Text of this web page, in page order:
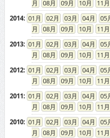
08
09 10 11
2014: 01 02 03 04 05
08
09 10 11
2013: 01 02 03 04 05
08
09 10 11
2012: 01 02 03 04 05
08
09 10 11
2011: 01 02 03 04 05
08
09 10 11
2010: 01 02 03 04 05
08
09 10 11